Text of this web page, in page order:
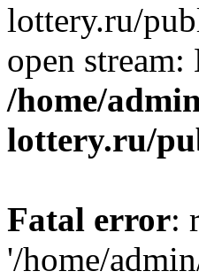
lottery.ru/
open
/home/
lottery.ru/
Fatal error:
'/home/